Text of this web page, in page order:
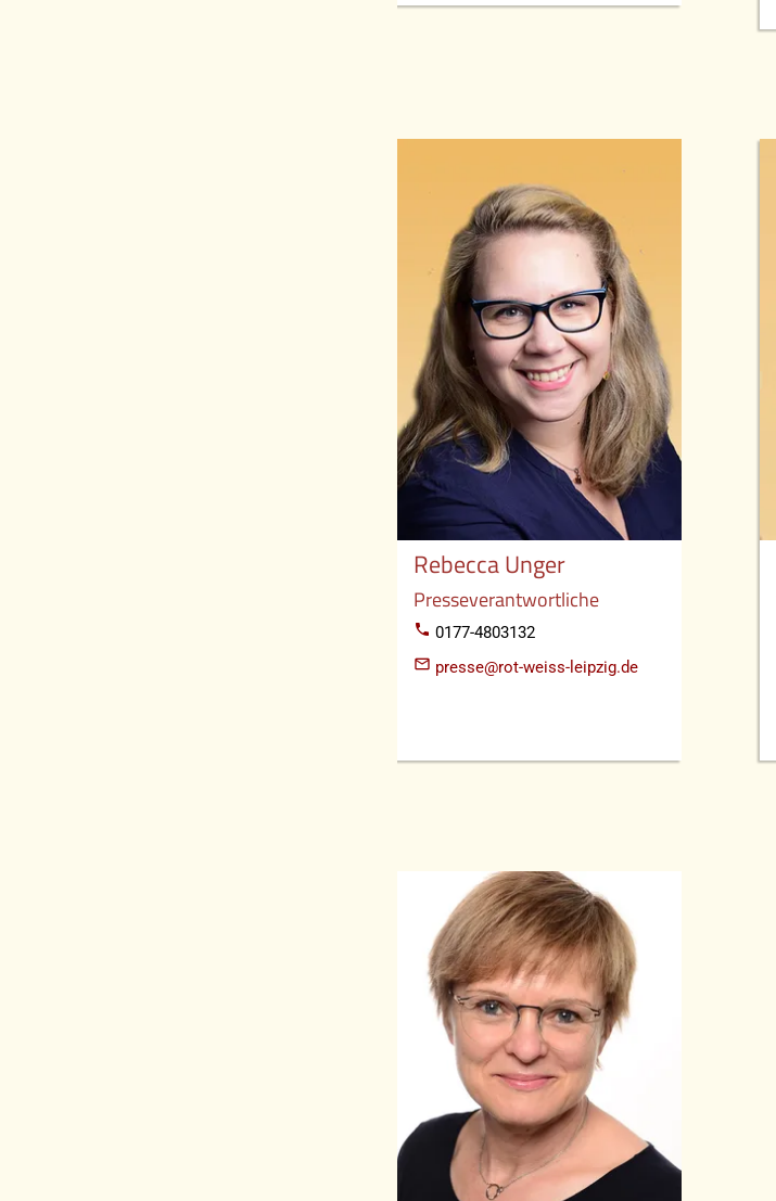
Rebecca Unger
Presseverantwortliche
phone 0177-4803132
mail_outline presse@rot-weiss-leipzig.de